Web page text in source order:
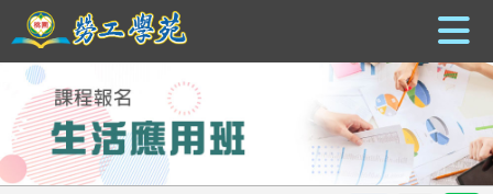
跳到主要內容